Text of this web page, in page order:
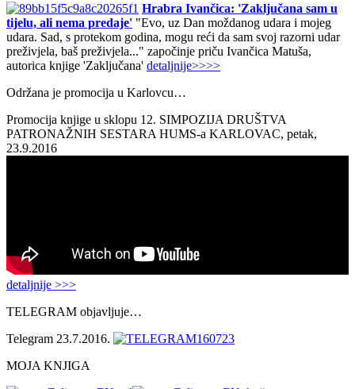
Hrabra Ivančica: 'Zaključana sam u
tijelu, ali nema predaje' "Evo, uz Dan moždanog udara i mojeg
udara. Sad, s protekom godina, mogu reći da sam svoj razorni udar
preživjela, baš preživjela..." započinje priču Ivančica Matuša,
autorica knjige 'Zaključana' detaljnije>>>>
Održana je promocija u Karlovcu…
Promocija knjige u sklopu 12. SIMPOZIJA DRUŠTVA
PATRONAŽNIH SESTARA HUMS-a KARLOVAC, petak,
23.9.2016
detaljnije >>>
TELEGRAM objavljuje…
Telegram 23.7.2016.
MOJA KNJIGA